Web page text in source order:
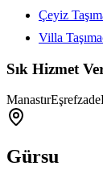
Çeyiz
Villa
Sık Hizmet
ManastırEşrefzade
Gürsu